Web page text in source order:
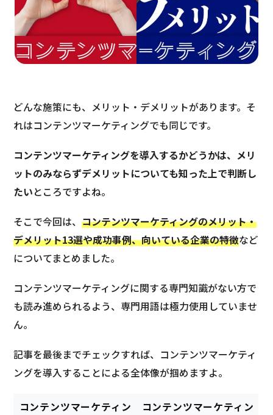
どんな施策にも、メリット・デメリットがあります。そ
れはコンテンツマーケティングでも同じです。
コンテンツマーケティングを導入するかどうかは、メリ
ットのみならずデメリットについても知った上で判断し
たいところですよね。
そこで今回は、コンテンツマーケティングのメリット・
デメリット13選や成功事例、向いている企業の特徴など
についてまとめました。
コンテンツマーケティングに関する専門知識がない方で
も読み進められるよう、専門用語は極力使用していませ
ん。
記事を最後までチェックすれば、コンテンツマーケティ
ングを導入することによる全体像が掴めますよ。
コンテンツマーケティン
コンテンツマーケティン